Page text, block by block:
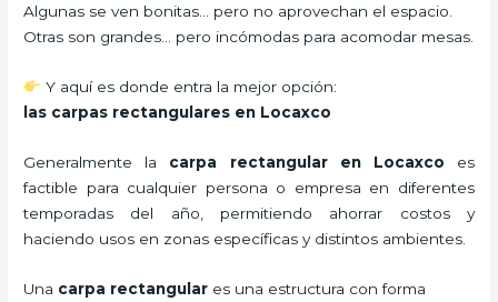
Algunas se ven bonitas… pero no aprovechan el espacio.
Otras son grandes… pero incómodas para acomodar mesas.
Y aquí es donde entra la mejor opción:
las carpas rectangulares en Locaxco
Generalmente la carpa rectangularen Locaxco es
factible para cualquier persona o empresa en diferentes
temporadas del año, permitiendo ahorrar costos y
haciendo usos en zonas específicas y distintos ambientes.
Una carpa rectangular es una estructura con forma